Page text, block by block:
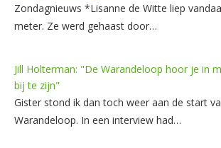
Zondagnieuws *Lisanne de Witte liep
meter. Ze werd gehaast door…
Jill Holterman: "De Warandeloop hoor je in
bij te zijn"
Gister stond ik dan toch weer aan de start
Warandeloop. In een interview had…